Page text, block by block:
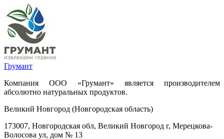
Грумант
Компания ООО «Грумант» является производителем
абсолютно натуральных продуктов.
Великий Новгород (Новгородская область)
173007, Новгородская обл, Великий Новгород г, Мерецкова-
Волосова ул, дом № 13